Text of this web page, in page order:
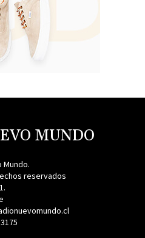
MUNDO
Mundo.
reservados